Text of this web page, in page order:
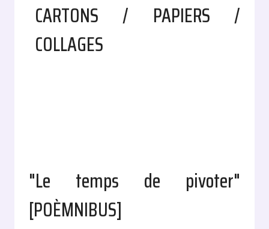
CARTONS / PAPIERS /
COLLAGES
"Le temps de pivoter"
[POÈMNIBUS]